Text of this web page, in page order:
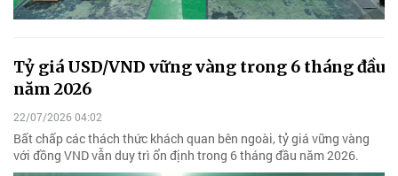
Tỷ giá USD/VND vững vàng trong 6 tháng đầu
năm 2026
22/07/2026 04:02
Bất chấp các thách thức khách quan bên ngoài, tỷ giá vững vàng
với đồng VND vẫn duy trì ổn định trong 6 tháng đầu năm 2026.